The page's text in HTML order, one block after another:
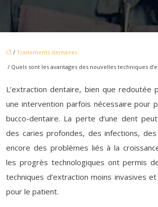
/ Traitements dentaires
/ Quels sont les avantages des nouvelles techniques
L’extraction dentaire, bien que redoutée
une intervention parfois nécessaire pour
bucco-dentaire. La perte d’une dent
des caries profondes, des infections,
encore des problèmes liés à la
les progrès technologiques ont permis
techniques d’extraction moins invasives
pour le patient.